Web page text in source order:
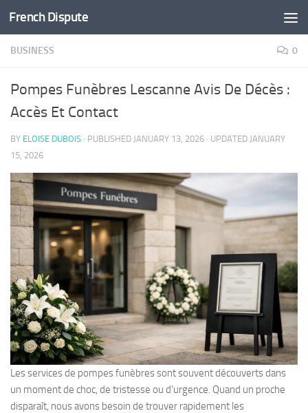
Skip to content
French Dispute
BUSINESS 0
Pompes Funèbres Lescanne Avis De Décès :
Accès Et Contact
BY ELOISE DUBOIS · PUBLISHED JANUARY 13, 2026 · UPDATED JANUARY
15, 2026
Les services de pompes funèbres sont souvent découverts dans
un moment de choc, de tristesse ou d’urgence. Quand un proche
disparaît, nous avons besoin de trouver rapidement les